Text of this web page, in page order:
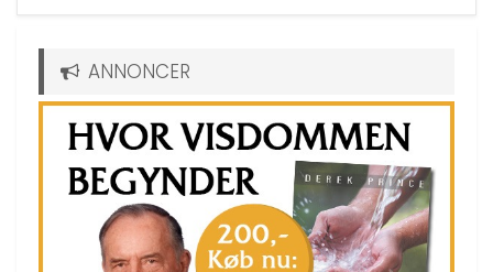
ANNONCER